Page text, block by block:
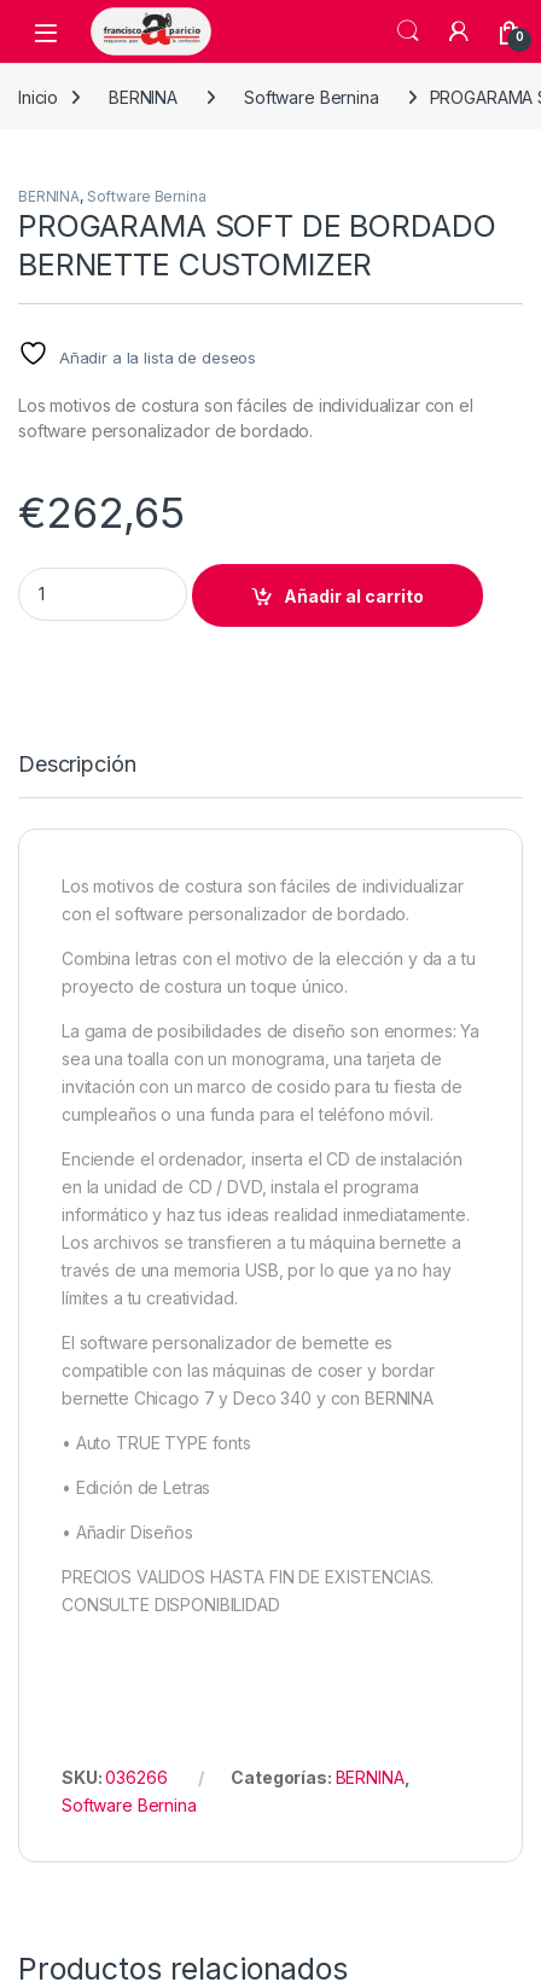
Skip to navigation
Skip to content
Open 0
Inicio BERNINA Software Bernina PROGARAMA
BERNINA, Software Bernina
PROGARAMA SOFT DE BORDADO
BERNETTE CUSTOMIZER
Añadir a la lista de deseos
Los motivos de costura son fáciles de individualizar con el
software personalizador de bordado.
€262,65
PROGARAMA SOFT DE BORDADO BERNETTE CUSTOMIZER
Añadir al carrito
Descripción
Los motivos de costura son fáciles de individualizar
con el software personalizador de bordado.
Combina letras con el motivo de la elección y da a tu
proyecto de costura un toque único.
La gama de posibilidades de diseño son enormes: Ya
sea una toalla con un monograma, una tarjeta de
invitación con un marco de cosido para tu fiesta de
cumpleaños o una funda para el teléfono móvil.
Enciende el ordenador, inserta el CD de instalación
en la unidad de CD / DVD, instala el programa
informático y haz tus ideas realidad inmediatamente.
Los archivos se transfieren a tu máquina bernette a
través de una memoria USB, por lo que ya no hay
límites a tu creatividad.
El software personalizador de bernette es
compatible con las máquinas de coser y bordar
bernette Chicago 7 y Deco 340 y con BERNINA
• Auto TRUE TYPE fonts
• Edición de Letras
• Añadir Diseños
PRECIOS VALIDOS HASTA FIN DE EXISTENCIAS.
CONSULTE DISPONIBILIDAD
SKU:036266 Categorías: BERNINA,
Software Bernina
Productos relacionados